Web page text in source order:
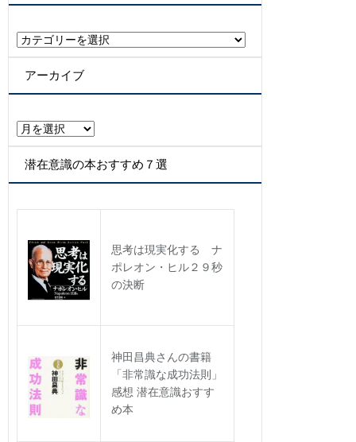
カ
テ
ゴ
リ
アーカイブ
ア
ー
カ
イ
潜在意識の本おすすめ７選
思考は現実化する ナ
ポレオン・ヒル２９秒
の決断
神田昌典さんの書籍
「非常識な成功法則」
感想 潜在意識おすす
め本